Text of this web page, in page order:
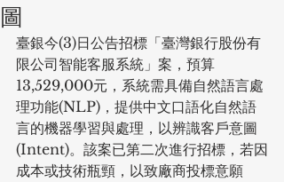
圖
臺銀今(3)日公告招標「臺灣銀行股份有
限公司智能客服系統」案，預算
13,529,000元，系統需具備自然語言處
理功能(NLP)，提供中文口語化自然語
言的機器學習與處理，以辨識客戶意圖
(Intent)。該案已第二次進行招標，若因
成本或技術瓶頸，以致廠商投標意願